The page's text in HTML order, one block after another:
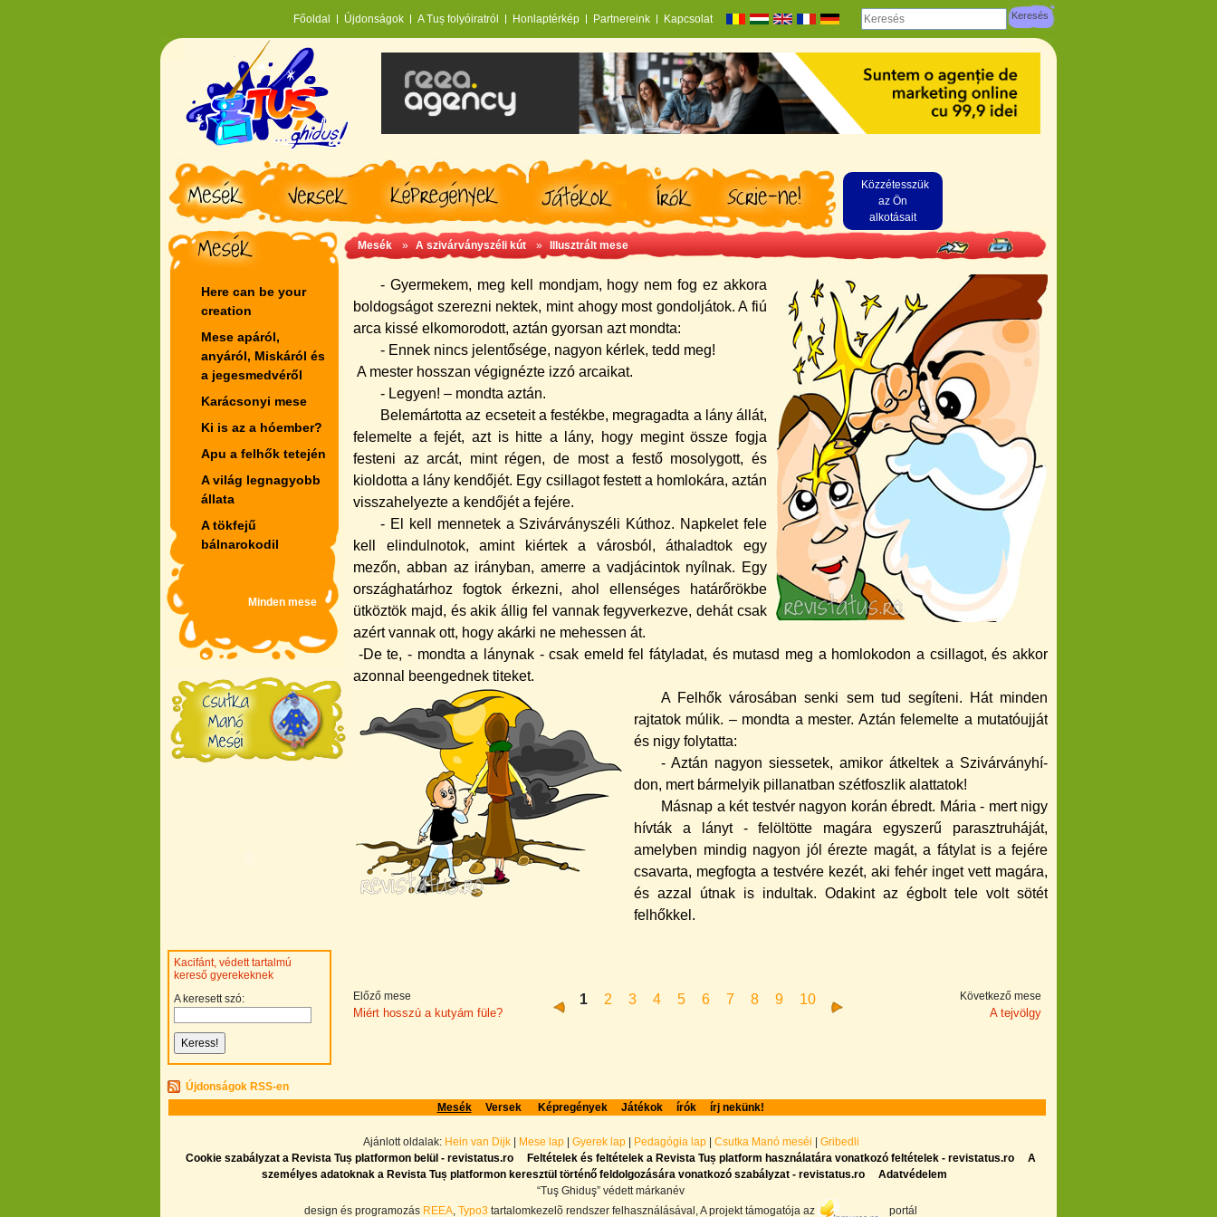
Főoldal Újdonságok A Tuș folyóiratról Honlaptérkép Partnereink Kapcsolat
Közzétesszük
az Ön
alkotásait
Here can be your
creation
Mese apáról,
anyáról, Miskáról és
a jegesmedvéről
Karácsonyi mese
Ki is az a hóember?
Apu a felhők tetején
A világ legnagyobb
állata
A tökfejű
bálnarokodil
Minden mese
Kacifánt, védett tartalmú
kereső gyerekeknek
A keresett szó:
Újdonságok RSS-en
Mesék » A szivárványszéli kút » Illusztrált mese
- Gyermekem, meg kell mondjam, hogy nem fog ez akkora
boldogságot szerezni nektek, mint ahogy most gondoljátok. A fiú
arca kissé elkomorodott, aztán gyorsan azt mondta:
- Ennek nincs jelentősége, nagyon kérlek, tedd meg!
A mester hosszan végignézte izzó arcaikat.
- Legyen! – mondta aztán.
Belemártotta az ecseteit a festékbe, megragadta a lány állát,
felemelte a fejét, azt is hitte a lány, hogy megint össze fogja
festeni az arcát, mint régen, de most a festő mosolygott, és
kioldotta a lány kendőjét. Egy csillagot festett a homlokára, aztán
visszahelyezte a kendőjét a fejére.
- El kell mennetek a Szivárványszéli Kúthoz. Napkelet fele
kell elindulnotok, amint kiértek a városból, áthaladtok egy
mezőn, abban az irányban, amerre a vadjácintok nyí­lnak. Egy
országhatárhoz fogtok érkezni, ahol ellenséges határőrökbe
ütköztök majd, és akik állig fel vannak fegyverkezve, dehát csak
azért vannak ott, hogy akárki ne mehessen át.
-De te, - mondta a lánynak - csak emeld fel fátyladat, és mutasd meg a homlokodon a csillagot, és akkor
azonnal beengednek titeket.
A Felhők városában senki sem tud segí­teni. Hát minden
rajtatok múlik. – mondta a mester. Aztán felemelte a mutatóujját
és ni­gy folytatta:
- Aztán nagyon siessetek, amikor átkeltek a Szivárványhí­
don, mert bármelyik pillanatban szétfoszlik alattatok!
Másnap a két testvér nagyon korán ébredt. Mária - mert ni­gy
hí­vták a lányt - felöltötte magára egyszerű parasztruháját,
amelyben mindig nagyon jól érezte magát, a fátylat is a fejére
csavarta, megfogta a testvére kezét, aki fehér inget vett magára,
és azzal útnak is indultak. Odakint az égbolt tele volt sötét
felhőkkel.
Előző mese
Miért hosszú a kutyám füle?
1 2 3 4 5 6 7 8 9 10 Következő mese
A tejvölgy
Mesék Versek Képregények Játékok írók írj nekünk!
Ajánlott oldalak: Hein van Dijk| Mese lap| Gyerek lap Pedagógia lap Csutka Manó meséi
Gribedli
Cookie szabályzat a Revista Tuș platformon belül - revistatus.ro
Feltételek és feltételek a Revista Tuș platform használatára vonatkozó feltételek - revistatus.ro
A
személyes adatoknak a Revista Tuș platformon keresztül történő feldolgozására vonatkozó szabályzat - revistatus.ro
Adatvédelem
“Tuş Ghiduş” védett márkanév
design és programozás REEA Typo3 tartalomkezelõ rendszer felhasználásával, A projekt támogatója az portál